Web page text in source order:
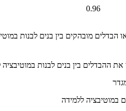
0.96